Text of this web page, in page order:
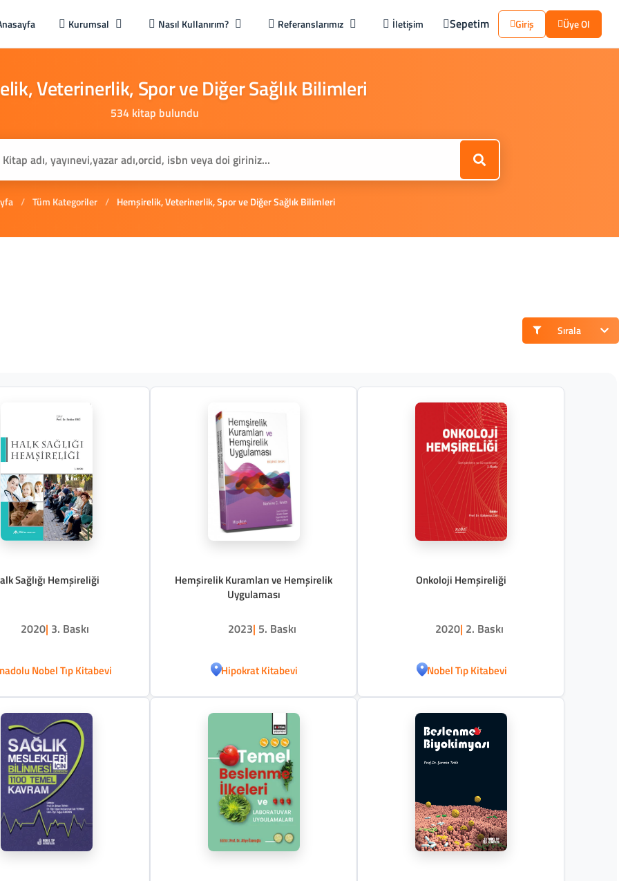
Kurumsal Nasıl Kullanırım? Referanslarımız İletişim Sepetim Giriş Üye Ol
Veterinerlik,SporveDiğerSağlıkBilimleri
534 kitap bulundu
/ Tüm Kategoriler / Hemşirelik, Veterinerlik, Spor ve Diğer Sağlık Bilimleri
Sırala
Sağlığı Hemşireliği
2020| 3. Baskı
Nobel Tıp Kitabevi
Hemşirelik Kuramları ve Hemşirelik
Uygulaması
2023| 5. Baskı
Hipokrat Kitabevi
Onkoloji Hemşireliği
2020| 2. Baskı
Nobel Tıp Kitabevi